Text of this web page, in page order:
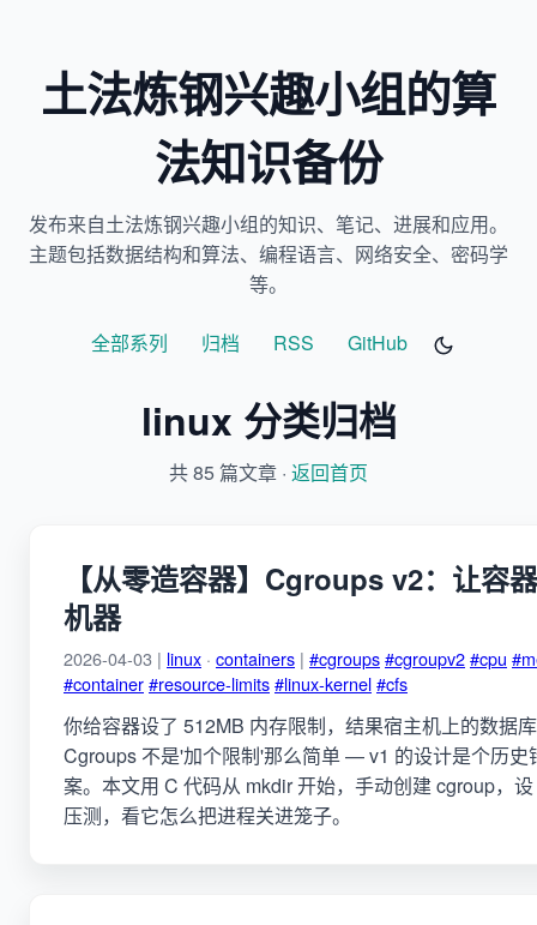
土法炼钢兴趣小组的算
法知识备份
发布来自土法炼钢兴趣小组的知识、笔记、进展和应用。
主题包括数据结构和算法、编程语言、网络安全、密码学
等。
全部系列 归档 RSS GitHub
linux 分类归档
共 85 篇文章 · 返回首页
【从零造容器】Cgroups v2：让容
机器
2026-04-03 | linux · containers | #cgroups#cgroupv2#cpu
#container#resource-limits#linux-kernel#cfs
你给容器设了 512MB 内存限制，结果宿主机上的数据
Cgroups 不是'加个限制'那么简单 — v1 的设计是个历史
案。本文用 C 代码从 mkdir 开始，手动创建 cgroup，
压测，看它怎么把进程关进笼子。